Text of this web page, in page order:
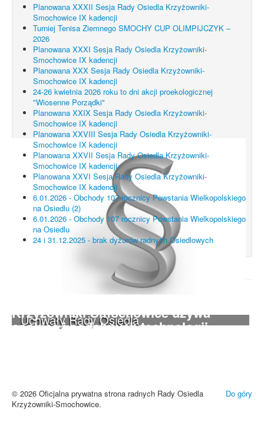
Uchwały Rady Osiedla
Planowana XXXII Sesja Rady Osiedla Krzyżowniki-
Smochowice IX kadencji
Turniej Tenisa Ziemnego SMOCHY CUP OLIMPIJCZYK –
2026
Planowana XXXI Sesja Rady Osiedla Krzyżowniki-
Smochowice IX kadencji
Planowana XXX Sesja Rady Osiedla Krzyżowniki-
Smochowice IX kadencji
24-26 kwietnia 2026 roku to dni akcji proekologicznej
"Wiosenne Porządki"
Planowana XXIX Sesja Rady Osiedla Krzyżowniki-
Smochowice IX kadencji
Planowana XXVIII Sesja Rady Osiedla Krzyżowniki-
Smochowice IX kadencji
Planowana XXVII Sesja Rady Osiedla Krzyżowniki-
Smochowice IX kadencji
Planowana XXVI Sesja Rady Osiedla Krzyżowniki-
Smochowice IX kadencji
6.01.2026 - Obchody 107 rocznicy Powstania Wielkopolskiego
na Osiedlu (2)
6.01.2026 - Obchody 107 rocznicy Powstania Wielkopolskiego
na Osiedlu
24 i 31.12.2025 - brak dyżurów radnych Osiedlowych
UWAGA! Serwis Rada Osiedla
Krzyżowniki-Smochowice używa
cookies i podobnych technologii.
Do góry
© 2026 Oficjalna prywatna strona radnych Rady Osiedla
Krzyżowniki-Smochowice.